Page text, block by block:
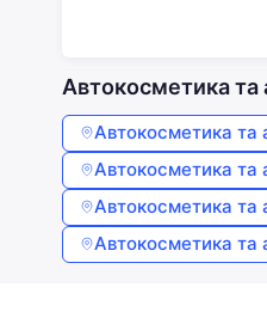
Автокосметика та
Автокосметика та
Автокосметика та
Автокосметика та
Автокосметика та